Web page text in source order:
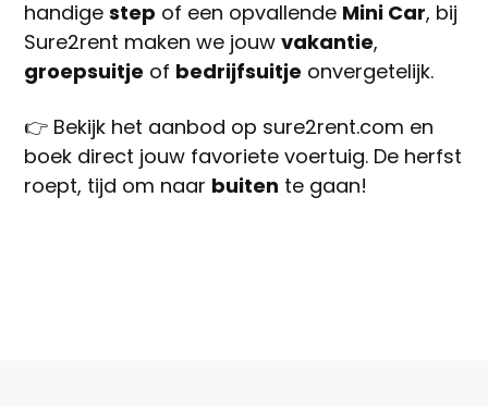
handigestep of een opvallende Mini Car, bij
Sure2rent maken we jouwvakantie,
groepsuitje of bedrijfsuitje onvergetelijk.
👉 Bekijk het aanbod op sure2rent.com en
boek direct jouw favoriete voertuig. De herfst
roept, tijd om naar buiten te gaan!